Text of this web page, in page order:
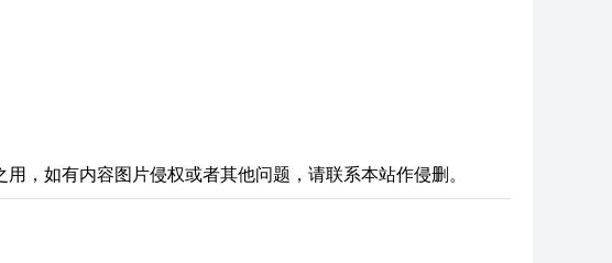
，如有内容图片侵权或者其他问题，请联系本站作侵删。